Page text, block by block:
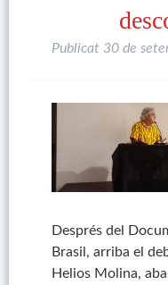
Publicat 30 de
Després del
Brasil, arriba el
Helios Molina,